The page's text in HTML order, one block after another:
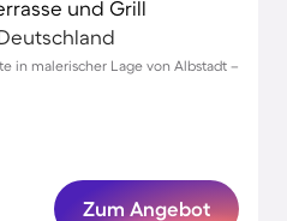
und Grill
in malerischer Lage von Albstadt –
Zum Angebot